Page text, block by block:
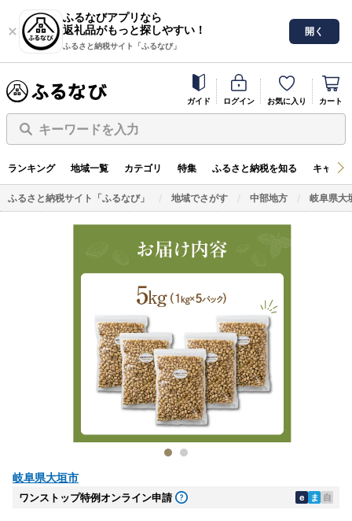
ふるなびアプリなら
返礼品がもっと探しやすい！
ふるさと納税サイト「ふるなび」
開く
ガイド ログイン お気に入り カート
キーワードを入力
ランキング 地域一覧 カテゴリ 特集 ふるさと納税を知る キャン
ふるさと納税サイト「ふるなび」 地域でさがす 中部地方 岐阜県大
岐阜県大垣市
ワンストップ特例オンライン申請 e ま 自